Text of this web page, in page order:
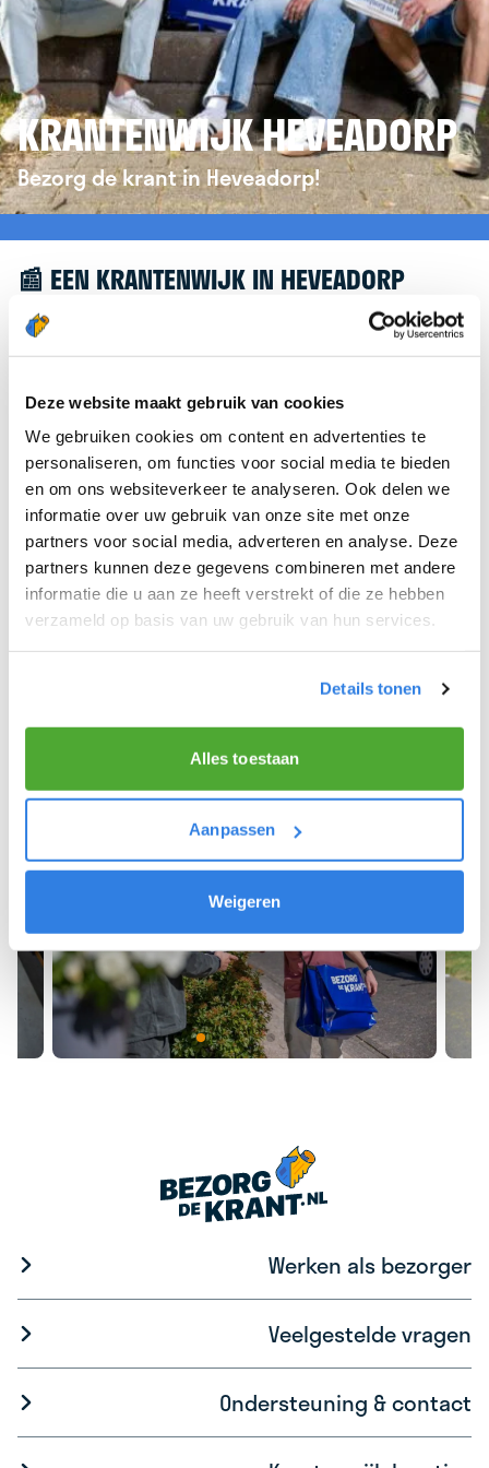
Deze website maakt gebruik van cookies
We gebruiken cookies om content en advertenties te
personaliseren, om functies voor social media te bieden
en om ons websiteverkeer te analyseren. Ook delen we
informatie over uw gebruik van onze site met onze
partners voor social media, adverteren en analyse. Deze
partners kunnen deze gegevens combineren met andere
informatie die u aan ze heeft verstrekt of die ze hebben
verzameld op basis van uw gebruik van hun services.
Details tonen
Alles toestaan
Aanpassen
Weigeren
KRANTENWIJK HEVEADORP
Bezorg de krant in Heveadorp!
📰 EEN KRANTENWIJK IN HEVEADORP
Leuk dat je geïnteresseerd bent in een
krantenwijk in Heveadorp! Om je verder te helpen,
krantenbezorgen.nl. Daar kun je je eenvoudig
aanmelden om de krant te bezorgen in
Heveadorp.
We hopen dat je snel aan de slag kunt en wensen
je veel succes! 🚴‍♂️💨
Werken als bezorger
Veelgestelde vragen
Ondersteuning & contact